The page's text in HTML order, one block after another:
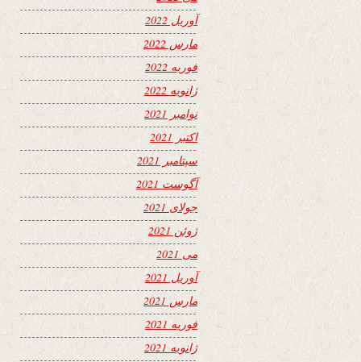
آوریل 2022
مارس 2022
فوریه 2022
ژانویه 2022
نوامبر 2021
اکتبر 2021
سپتامبر 2021
آگوست 2021
جولای 2021
ژوئن 2021
می 2021
آوریل 2021
مارس 2021
فوریه 2021
ژانویه 2021